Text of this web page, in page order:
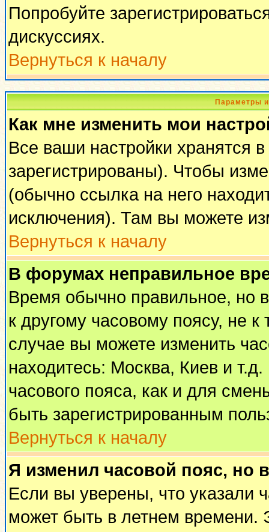
Попробуйте
дискуссиях.
Вернуться к началу
Параметры
Как мне изменить мои
Все ваши настройки хранятся
зарегистрированы). Чтобы
(обычно ссылка на него
исключения). Там вы можете
Вернуться к началу
В форумах неправильное
Время обычно правильное, но
к другому часовому поясу, не
случае вы можете изменить
находитесь: Москва, Киев и
часового пояса, как и для
быть зарегистрированным
Вернуться к началу
Я изменил часовой пояс, но
Если вы уверены, что указали
может быть в летнем времени.